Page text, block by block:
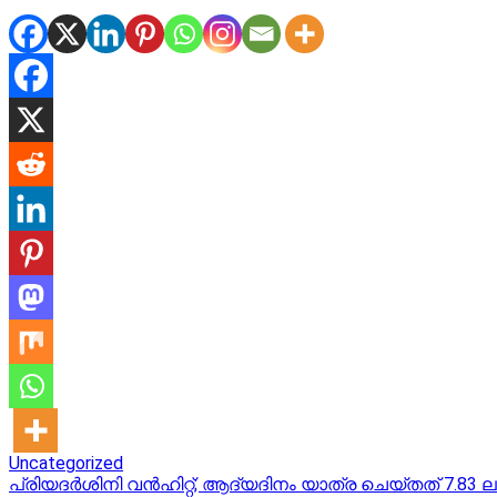
Uncategorized
Post
പ്രിയദര്‍ശിനി വന്‍ഹിറ്റ്; ആദ്യദിനം യാത്ര ചെയ്തത് 7.83